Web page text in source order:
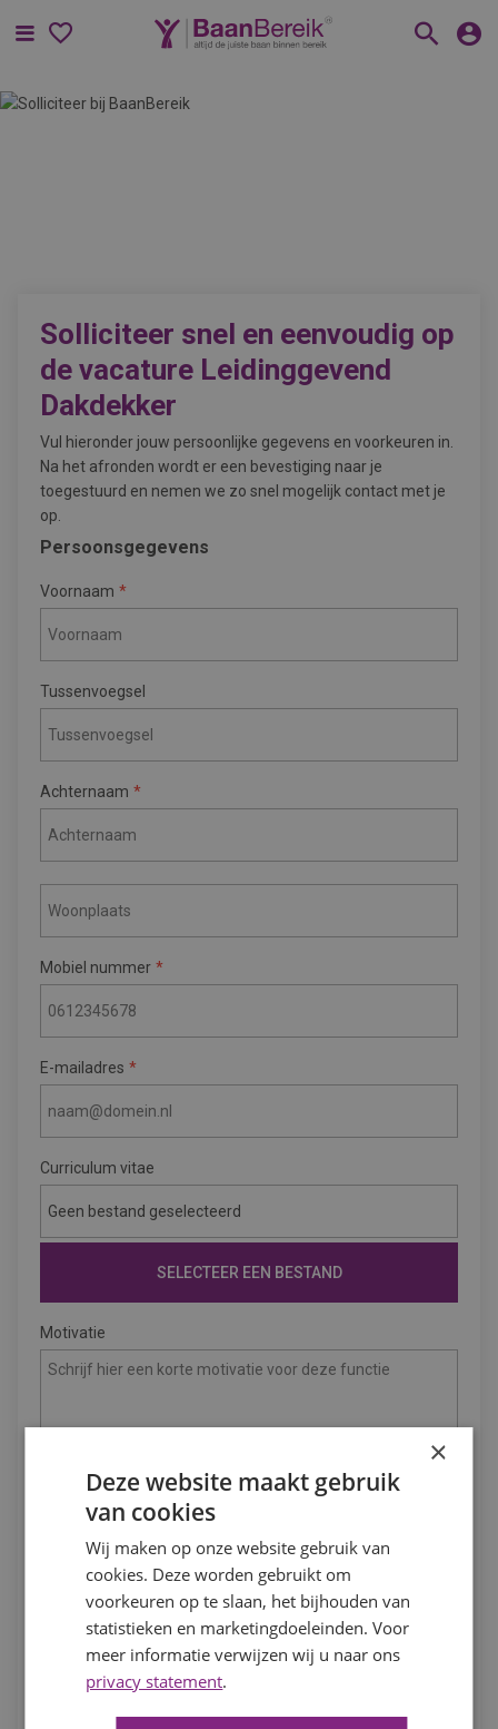
Menu
Solliciteer snel en eenvoudig op
de vacature Leidinggevend
Dakdekker
Vul hieronder jouw persoonlijke gegevens en voorkeuren in.
Na het afronden wordt er een bevestiging naar je
toegestuurd en nemen we zo snel mogelijk contact met je
op.
Persoonsgegevens
Voornaam
Tussenvoegsel
Achternaam
Mobiel nummer
E-mailadres
Curriculum vitae
Geen bestand geselecteerd
SELECTEER EEN BESTAND
Motivatie
In het kader van je sollicitatie en eventuele dienstverband
verwerken we je persoonsgegevens. Hierbij nemen we de
noodzakelijke zorgvuldigheid in acht. Meer hierover kun je
lezen in onsprivacystatement. Om je actief naar werk te
kunnen bemiddelen, willen we je toestemming vragen om
deze gegevens te mogen verwerken en aan eventuele
×
Deze website maakt gebruik
van cookies
Wij maken op onze website gebruik van
cookies. Deze worden gebruikt om
voorkeuren op te slaan, het bijhouden van
statistieken en marketingdoeleinden. Voor
meer informatie verwijzen wij u naar ons
privacy statement.